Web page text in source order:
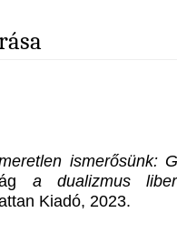
ismerősünk:
a dualizmus
Kiadó, 2023.